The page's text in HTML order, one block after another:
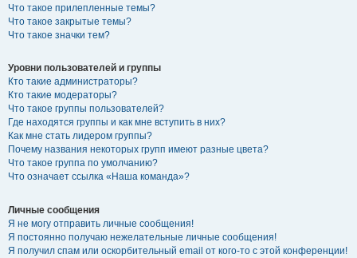
Что такое прилепленные темы?
Что такое закрытые темы?
Что такое значки тем?
Уровни пользователей и группы
Кто такие администраторы?
Кто такие модераторы?
Что такое группы пользователей?
Где находятся группы и как мне вступить в них?
Как мне стать лидером группы?
Почему названия некоторых групп имеют разные цвета?
Что такое группа по умолчанию?
Что означает ссылка «Наша команда»?
Личные сообщения
Я не могу отправить личные сообщения!
Я постоянно получаю нежелательные личные сообщения!
Я получил спам или оскорбительный email от кого-то с этой конференции!